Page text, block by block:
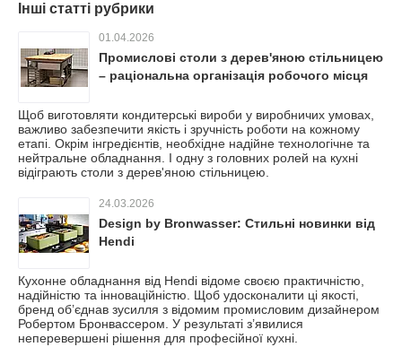
Інші статті рубрики
01.04.2026
Промислові столи з дерев'яною стільницею
– раціональна організація робочого місця
Щоб виготовляти кондитерські вироби у виробничих умовах,
важливо забезпечити якість і зручність роботи на кожному
етапі. Окрім інгредієнтів, необхідне надійне технологічне та
нейтральне обладнання. І одну з головних ролей на кухні
відіграють столи з дерев'яною стільницею.
24.03.2026
Design by Bronwasser: Стильні новинки від
Hendi
Кухонне обладнання від Hendi відоме своєю практичністю,
надійністю та інноваційністю. Щоб удосконалити ці якості,
бренд об’єднав зусилля з відомим промисловим дизайнером
Робертом Бронвассером. У результаті з’явилися
неперевершені рішення для професійної кухні.